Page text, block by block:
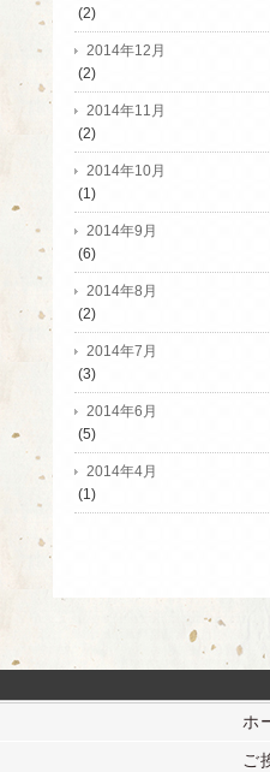
(2)
2014年12月
(2)
2014年11月
(2)
2014年10月
(1)
2014年9月
(6)
2014年8月
(2)
2014年7月
(3)
2014年6月
(5)
2014年4月
(1)
ホ
ご